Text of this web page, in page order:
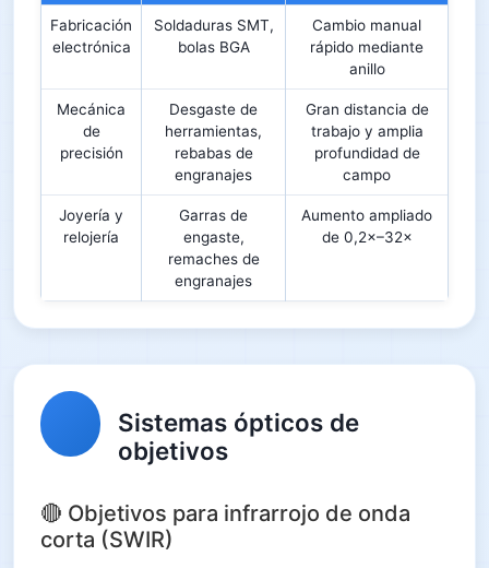
Fabricación
electrónica
Soldaduras SMT,
bolas BGA
Cambio manual
rápido mediante
anillo
Mecánica
de
precisión
Desgaste de
herramientas,
rebabas de
engranajes
Gran distancia de
trabajo y amplia
profundidad de
campo
Joyería y
relojería
Garras de
engaste,
remaches de
engranajes
Aumento ampliado
de 0,2×–32×
Sistemas ópticos de
objetivos
🔴 Objetivos para infrarrojo de onda
corta (SWIR)